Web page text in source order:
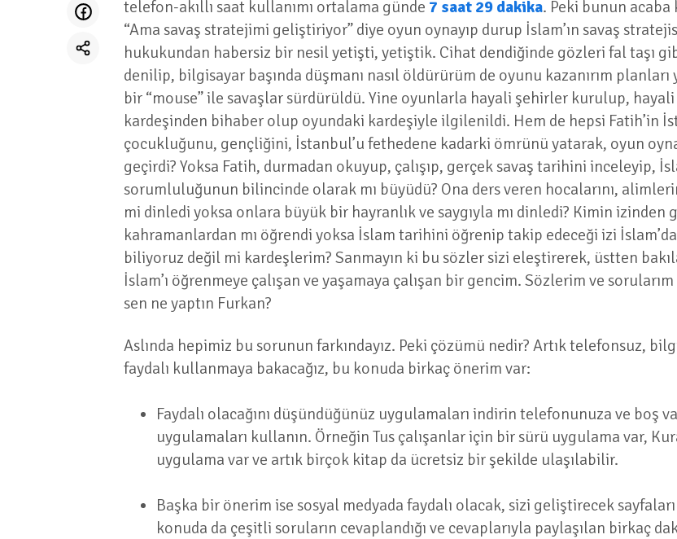
telefon-akıllı saat kullanımı ortalama günde 7 saat 29 dakika. Peki bunun acaba
“Ama savaş stratejimi geliştiriyor” diye oyun oynayıp durup İslam’ın savaş
hukukundan habersiz bir nesil yetişti, yetiştik. Cihat dendiğinde gözleri fal taşı gibi
denilip, bilgisayar başında düşmanı nasıl öldürürüm de oyunu kazanırım planları
bir “mouse” ile savaşlar sürdürüldü. Yine oyunlarla hayali şehirler kurulup,
kardeşinden bihaber olup oyundaki kardeşiyle ilgilenildi. Hem de hepsi Fatih’in
çocukluğunu, gençliğini, İstanbul’u fethedene kadarki ömrünü yatarak, oyun
geçirdi? Yoksa Fatih, durmadan okuyup, çalışıp, gerçek savaş tarihini inceleyip,
sorumluluğunun bilincinde olarak mı büyüdü? Ona ders veren hocalarını,
mi dinledi yoksa onlara büyük bir hayranlık ve saygıyla mı dinledi? Kimin izinden
kahramanlardan mı öğrendi yoksa İslam tarihini öğrenip takip edeceği izi İslam’da
biliyoruz değil mi kardeşlerim? Sanmayın ki bu sözler sizi eleştirerek, üstten
İslam’ı öğrenmeye çalışan ve yaşamaya çalışan bir gencim. Sözlerim ve
sen ne yaptın Furkan?
Aslında hepimiz bu sorunun farkındayız. Peki çözümü nedir? Artık telefonsuz,
faydalı kullanmaya bakacağız, bu konuda birkaç önerim var:
Faydalı olacağını düşündüğünüz uygulamaları indirin telefonunuza ve boş
uygulamaları kullanın. Örneğin Tus çalışanlar için bir sürü uygulama var,
uygulama var ve artık birçok kitap da ücretsiz bir şekilde ulaşılabilir.
Başka bir önerim ise sosyal medyada faydalı olacak, sizi geliştirecek
konuda da çeşitli soruların cevaplandığı ve cevaplarıyla paylaşılan birkaç